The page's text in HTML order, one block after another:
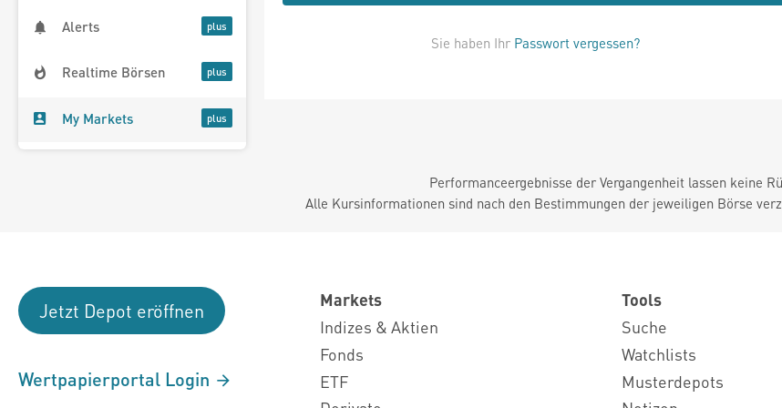
Alerts
Realtime Börsen
My Markets
Sie haben Ihr Passwort vergessen?
Performanceergebnisse der Vergangenheit lassen keine
Alle Kursinformationen sind nach den Bestimmungen der jeweiligen Börse
Jetzt Depot eröffnen
Wertpapierportal Login
Markets
Indizes & Aktien
Fonds
ETF
Tools
Suche
Watchlists
Musterdepots